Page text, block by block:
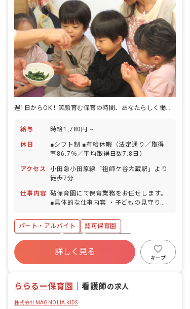
週1日からOK！笑顔育む保育の時間、あなたらしく働ける充実環境
給与 時給1,780円 ~
休日
■シフト制 ■有給休暇（法定通り／取得
率86.7％／平均取得日数7.8日）
アクセス
小田急小田原線「祖師ケ谷大蔵駅」より
徒歩7分
仕事内容 砧保育園にて保育業務をお任せします。
■具体的な仕事内容 ・子どもの見守り・
け ・着替えの手伝い ・お昼寝の寝かし
つけや見守り など
パート・アルバイト
認可保育園
社会保険完備
有給
福利厚生充実
産休育休制度
社会福祉法人
詳しく見る
キープ
ららるー保育園 ｜看護師の求人
株式会社MAGNOLIA KIDS